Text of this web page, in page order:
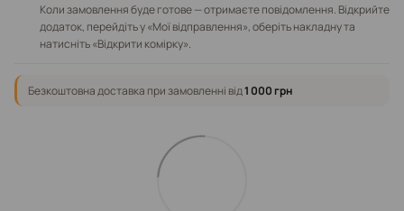
Коли замовлення буде готове — отримаєте повідомлення. Відкрийте
додаток, перейдіть у «Мої відправлення», оберіть накладну та
натисніть «Відкрити комірку».
Безкоштовна доставка при замовленні від1 000 грн